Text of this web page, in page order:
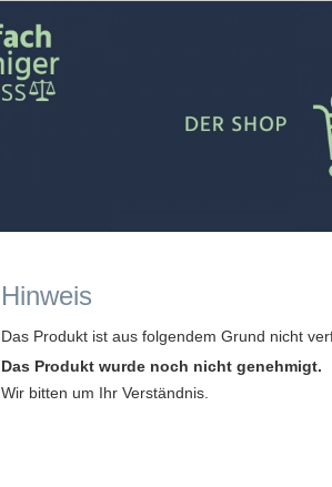
Hinweis
Das Produkt ist aus folgendem Grund nicht
Das Produkt wurde noch nicht genehmigt.
Wir bitten um Ihr Verständnis.